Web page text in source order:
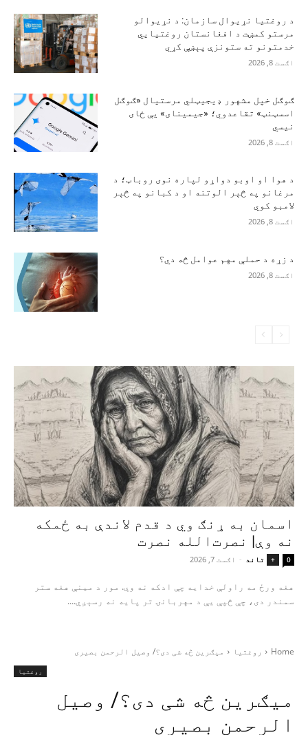
د روغتیا نړیوال سازمان: د نړیوالو
مرستو کمښت د افغانستان روغتیايي
خدمتونو ته ستونزې پېښې کړي
اګست 8, 2026
ګوګل خپل مشهور ډیجیټلي مرستیال «ګوګل
اسسټنټ» تقاعدوي؛ «جیمینای» یې ځای
نیسي
اګست 8, 2026
د هوا او اوبو دواړو لپاره نوی روباټ؛ د
مرغانو په څېر الوتنه او د کبانو په څېر
لامبو کوي
اګست 8, 2026
د زړه د حملې مهم عوامل څه دي؟
اګست 8, 2026
اسمان به ړنګ وي د قدم لاندې به ځمکه
نه وې| نصرت‌الله نصرت
+ تاند - اګست 7, 2026 0
هغه ورځ مه راولې خدایه چې ادکه نه وي. مور د مینې هغه ستر
سمندر دی، چې څپې یې د مهربانۍ تر پایه نه رسېږي....